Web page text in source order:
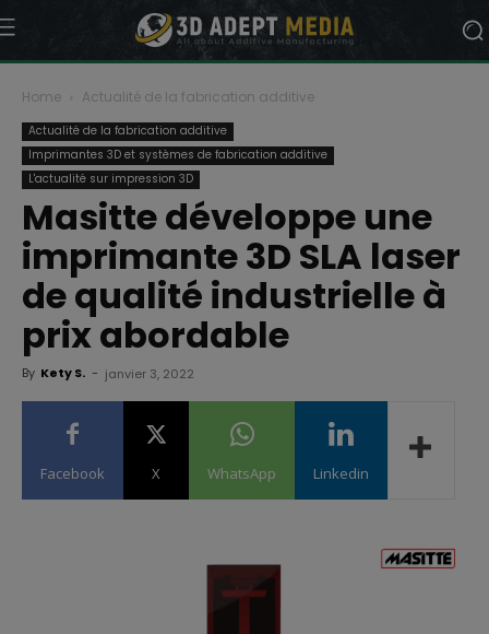
Home Actualité de la fabrication additive
Actualité de la fabrication additive
Imprimantes 3D et systèmes de fabrication additive
L'actualité sur impression 3D
Masitte développe une
imprimante 3D SLA laser
de qualité industrielle à
prix abordable
By Kety S. - janvier 3, 2022
Facebook X WhatsApp Linkedin